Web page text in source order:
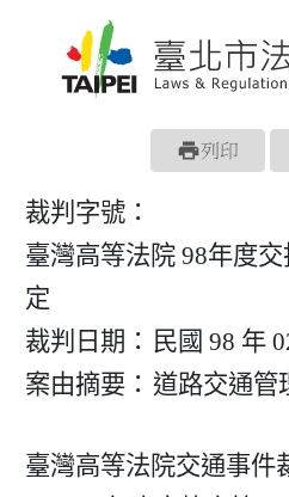
print列印
裁判字號：
臺灣高等法院 98年度
定
裁判日期： 民國 98 年
案由摘要： 道路交通管
臺灣高等法院交通事件